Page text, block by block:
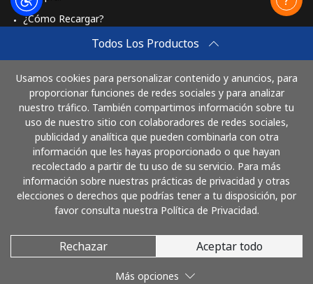
Todos Los Productos
Usamos cookies para personalizar contenido y anuncios, para
proporcionar funciones de redes sociales y para analizar
nuestro tráfico. También compartimos información sobre tu
uso de nuestro sitio con colaboradores de redes sociales,
publicidad y analítica que pueden combinarla con otra
información que les hayas proporcionado o que hayan
recolectado a partir de tu uso de su servicio. Para más
información sobre nuestras prácticas de privacidad y otras
elecciones o derechos que podrías tener a tu disposición, por
favor consulta nuestra Política de Privacidad.
Rechazar Aceptar todo
Más opciones
¿Cómo Recargar?
Cómo funciona
Paga con
© 2026 LlamaColombia